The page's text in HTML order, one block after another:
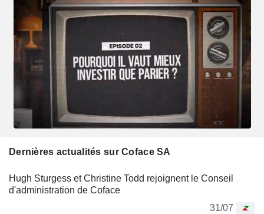
Dernières actualités sur Coface SA
Hugh Sturgess et Christine Todd rejoignent le Conseil
d'administration de Coface
31/07